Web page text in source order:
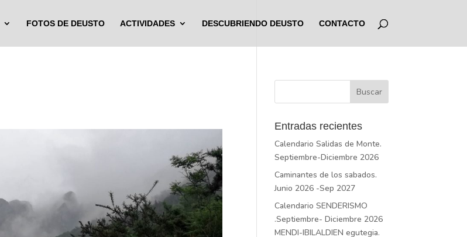
FOTOS DE DEUSTO ACTIVIDADES DESCUBRIENDO DEUSTO CONTACTO
Entradas recientes
Calendario Salidas de Monte.
Septiembre-Diciembre 2026
Caminantes de los sabados.
Junio 2026 -Sep 2027
Calendario SENDERISMO
.Septiembre- Diciembre 2026
MENDI-IBILALDIEN egutegia.